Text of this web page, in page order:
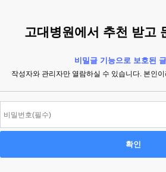
고대병원에서 추천 받고
비밀글 기능으로 보호된
작성자와 관리자만 열람하실 수 있습니다. 본인